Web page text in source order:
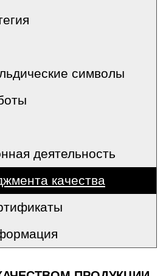
символы
деятельность
качества